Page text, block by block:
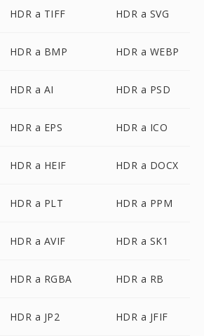
HDR a TIFF HDR a SVG
HDR a BMP HDR a WEBP
HDR a AI HDR a PSD
HDR a EPS HDR a ICO
HDR a HEIF HDR a DOCX
HDR a PLT HDR a PPM
HDR a AVIF HDR a SK1
HDR a RGBA HDR a RB
HDR a JP2 HDR a JFIF